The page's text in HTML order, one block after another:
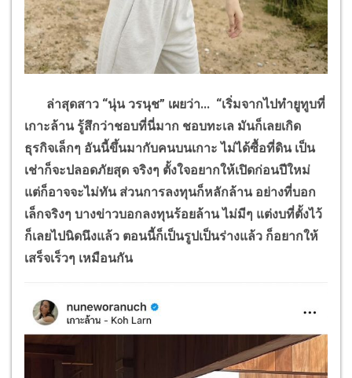
ล่าสุดสาว “นุ่น วรนุช” เผยว่า... “เริ่มจากไปทำยูทูบที่
เกาะล้าน รู้สึกว่าชอบที่นี่มาก ชอบทะเล มันก็เลยเกิด
ธุรกิจเล็กๆ อันนี้ขึ้นมากับคนบนเกาะ ไม่ได้ซื้อที่ดิน เป็น
เช่าก็จะปลอดภัยสุด จริงๆ ตั้งใจอยากให้เปิดก่อนปีใหม่
แต่ก็อาจจะไม่ทัน ส่วนการลงทุนก็หลักล้าน อย่างที่บอก
เล็กจริงๆ บางข่าวบอกลงทุนร้อยล้าน ไม่มีๆ แต่งบที่ตั้งไว้
ก็เลยไปนิดนึงแล้ว ตอนนี้ก็เป็นรูปเป็นร่างแล้ว ก็อยากให้
เสร็จเร็วๆ เหมือนกัน